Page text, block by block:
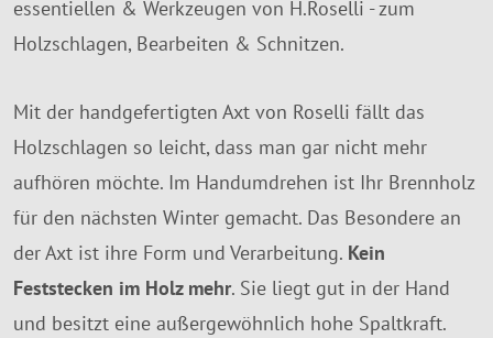
essentiellen & Werkzeugen von H.Roselli - zum
Holzschlagen, Bearbeiten & Schnitzen.
Mit der handgefertigten Axt von Roselli fällt das
Holzschlagen so leicht, dass man gar nicht mehr
aufhören möchte. Im Handumdrehen ist Ihr Brennholz
für den nächsten Winter gemacht. Das Besondere an
der Axt ist ihre Form und Verarbeitung. Kein
Feststecken im Holz mehr. Sie liegt gut in der Hand
und besitzt eine außergewöhnlich hohe Spaltkraft.